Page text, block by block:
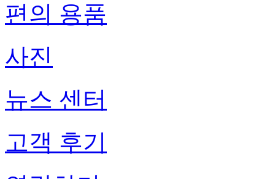
편의 용품
사진
뉴스 센터
고객 후기